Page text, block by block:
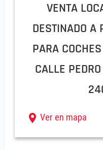
VENTA
DESTINADO A
PARA
CALLE
Ver en mapa